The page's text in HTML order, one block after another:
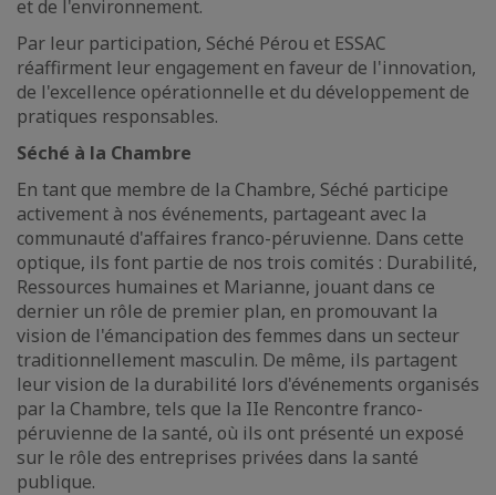
et de l'environnement.
Par leur participation, Séché Pérou et ESSAC
réaffirment leur engagement en faveur de l'innovation,
de l'excellence opérationnelle et du développement de
pratiques responsables.
Séché à la Chambre
En tant que membre de la Chambre, Séché participe
activement à nos événements, partageant avec la
communauté d'affaires franco-péruvienne. Dans cette
optique, ils font partie de nos trois comités : Durabilité,
Ressources humaines et Marianne, jouant dans ce
dernier un rôle de premier plan, en promouvant la
vision de l'émancipation des femmes dans un secteur
traditionnellement masculin. De même, ils partagent
leur vision de la durabilité lors d'événements organisés
par la Chambre, tels que la IIe Rencontre franco-
péruvienne de la santé, où ils ont présenté un exposé
sur le rôle des entreprises privées dans la santé
publique.